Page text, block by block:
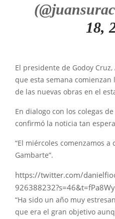
18,
El presidente de Godoy
que esta semana
de las nuevas obras en el
En dialogo con los colegas
confirmó la noticia tan
“El miércoles comenzamos
Gambarte”.
https://twitter.com/
“Ha sido un año muy
que era el gran objetivo